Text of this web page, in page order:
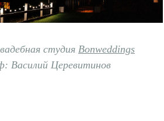
студия Bonweddings
Василий Церевитинов